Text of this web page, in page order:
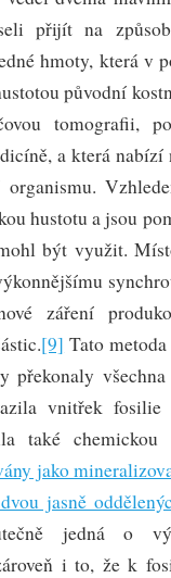
přijít na
hmoty, která v
původní
tomografii,
a která
hustotu a jsou
být využit.
záření
[9] Tato
vnitřek
také chemickou
jako
jasně
jedná o
i to, že k